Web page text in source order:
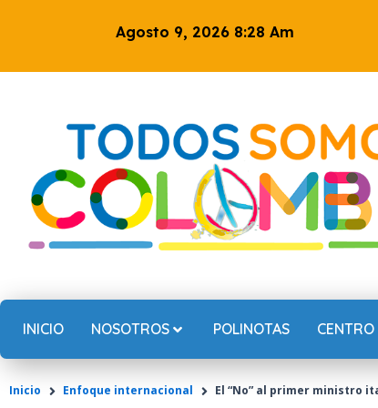
Agosto 9, 2026 8:28 Am
INICIO NOSOTROS POLINOTAS
Inicio Enfoque internacional El “No” al primer ministro